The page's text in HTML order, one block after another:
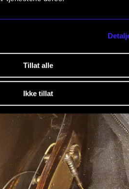
Tillat alle
Ikke tillat